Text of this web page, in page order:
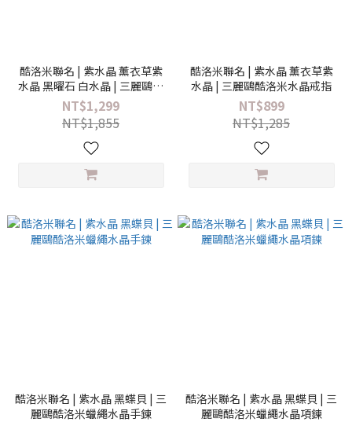
酷洛米聯名 | 紫水晶 薰衣草紫
水晶 黑曜石 白水晶 | 三麗鷗酷
洛米水晶手鍊
NT$1,299
NT$1,855
酷洛米聯名 | 紫水晶 薰衣草紫
水晶 | 三麗鷗酷洛米水晶戒指
NT$899
NT$1,285
酷洛米聯名 | 紫水晶 黑蝶貝 | 三
麗鷗酷洛米蠟繩水晶手鍊
酷洛米聯名 | 紫水晶 黑蝶貝 | 三
麗鷗酷洛米蠟繩水晶項鍊